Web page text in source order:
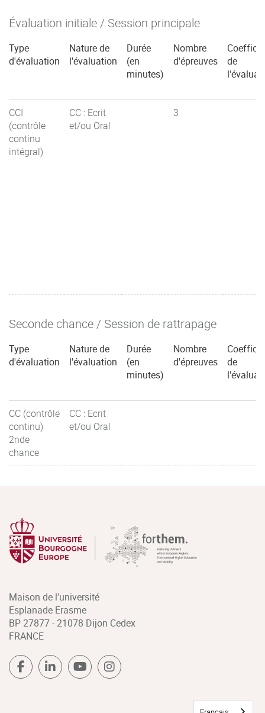
Évaluation initiale / Session principale
Type
d'évaluation
Nature de
l'évaluation
Durée
(en
minutes)
Nombre
d'épreuves
de
CCI
(contrôle
continu
intégral)
CC : Ecrit
et/ou Oral
3
Seconde chance / Session de rattrapage
Type
d'évaluation
Nature de
l'évaluation
Durée
(en
minutes)
Nombre
d'épreuves
de
CC (contrôle
continu)
2nde
chance
CC : Ecrit
et/ou Oral
Maison de l'université
Esplanade Erasme
BP 27877 - 21078 Dijon Cedex
FRANCE